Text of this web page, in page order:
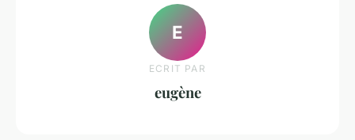
E
ECRIT PAR
eugène